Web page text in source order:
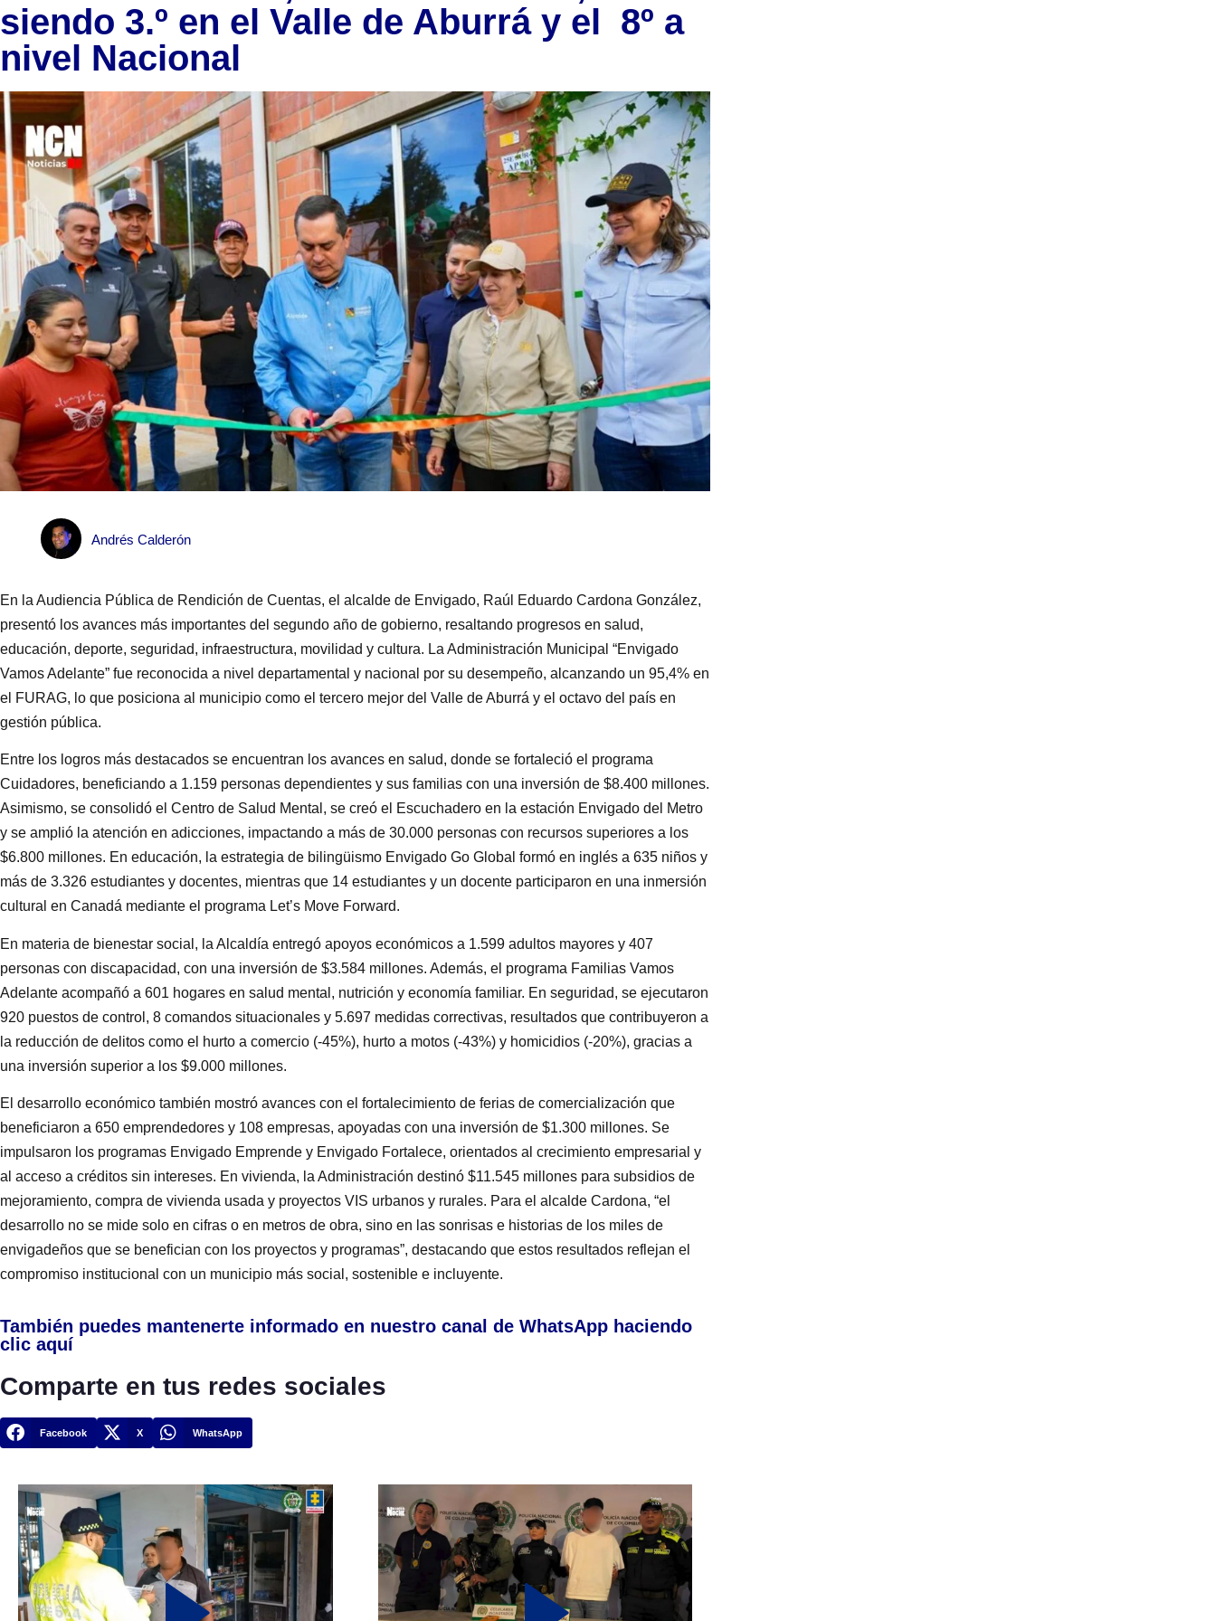
siendo 3.º en el Valle de Aburrá y el 8º a
nivel Nacional
Andrés Calderón
En la Audiencia Pública de Rendición de Cuentas, el alcalde de Envigado, Raúl Eduardo Cardona González,
presentó los avances más importantes del segundo año de gobierno, resaltando progresos en salud,
educación, deporte, seguridad, infraestructura, movilidad y cultura. La Administración Municipal “Envigado
Vamos Adelante” fue reconocida a nivel departamental y nacional por su desempeño, alcanzando un 95,4% en
el FURAG, lo que posiciona al municipio como el tercero mejor del Valle de Aburrá y el octavo del país en
gestión pública.
Entre los logros más destacados se encuentran los avances en salud, donde se fortaleció el programa
Cuidadores, beneficiando a 1.159 personas dependientes y sus familias con una inversión de $8.400 millones.
Asimismo, se consolidó el Centro de Salud Mental, se creó el Escuchadero en la estación Envigado del Metro
y se amplió la atención en adicciones, impactando a más de 30.000 personas con recursos superiores a los
$6.800 millones. En educación, la estrategia de bilingüismo Envigado Go Global formó en inglés a 635 niños y
más de 3.326 estudiantes y docentes, mientras que 14 estudiantes y un docente participaron en una inmersión
cultural en Canadá mediante el programa Let’s Move Forward.
En materia de bienestar social, la Alcaldía entregó apoyos económicos a 1.599 adultos mayores y 407
personas con discapacidad, con una inversión de $3.584 millones. Además, el programa Familias Vamos
Adelante acompañó a 601 hogares en salud mental, nutrición y economía familiar. En seguridad, se ejecutaron
920 puestos de control, 8 comandos situacionales y 5.697 medidas correctivas, resultados que contribuyeron a
la reducción de delitos como el hurto a comercio (-45%), hurto a motos (-43%) y homicidios (-20%), gracias a
una inversión superior a los $9.000 millones.
El desarrollo económico también mostró avances con el fortalecimiento de ferias de comercialización que
beneficiaron a 650 emprendedores y 108 empresas, apoyadas con una inversión de $1.300 millones. Se
impulsaron los programas Envigado Emprende y Envigado Fortalece, orientados al crecimiento empresarial y
al acceso a créditos sin intereses. En vivienda, la Administración destinó $11.545 millones para subsidios de
mejoramiento, compra de vivienda usada y proyectos VIS urbanos y rurales. Para el alcalde Cardona, “el
desarrollo no se mide solo en cifras o en metros de obra, sino en las sonrisas e historias de los miles de
envigadeños que se benefician con los proyectos y programas”, destacando que estos resultados reflejan el
compromiso institucional con un municipio más social, sostenible e incluyente.
También puedes mantenerte informado en nuestro canal de WhatsApp haciendo
clic aquí
Comparte en tus redes sociales
Facebook X WhatsApp